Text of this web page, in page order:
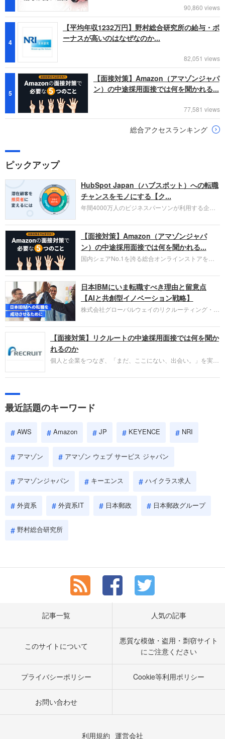
90,860 views
4
【平均年収1232万円】野村総合研究所の給与・ボ
ーナスが高いのはなぜなのか...
82,051 views
5
【面接対策】Amazon（アマゾンジャパ
ン）の中途採用面接では何を聞かれる...
77,581 views
総合アクセスランキング
ピックアップ
HubSpot Japan（ハブスポット）への転職
チャンスをモノにする【ク...
年間4000万人のビジネスパーソンが利用する企業
お勧めするイチオシ企業をご紹介します。今回はク
ラウド型CRMプラットフォームを提供する
HubSpot Japan（ハブスポット・ジャパン）株式会
社です。採用面接対策の企業研究にご活用くださ
い。
【面接対策】Amazon（アマゾンジャパ
ン）の中途採用面接では何を聞かれる...
国内シェアNo.1を誇る総合オンラインストアを運
圧倒的な存在感を持つAmazon。中途採用面接では
過去の具体的な業務成果やリーダーシップの発揮、
失敗からの学びが重視され、人間性やカルチャーフ
ィットも評価対象となり、長期的に成長できる仲間
であるかを多角的に審査されます。
日本IBMにいま転職すべき理由と留意点
【AIと共創型イノベーション戦略】
株式会社グローバルウェイのリクルーティング・パ
パーソンが利用する企業口コミサイト「キャリコ
ネ」の転職エージェントがお勧めするイチオシ企業
IBMです。採用面接対策の企業研究にご活用くださ
い。
【面接対策】リクルートの中途採用面接では何を聞か
れるのか
個人と企業をつなぎ、「まだ、ここにない、出会い。」を実現
やこれまでの成果を具体的に問われるほか、「人間性」も評価
しょう。
最近話題のキーワード
AWS Amazon JP KEYENCE NRI
アマゾン アマゾン ウェブ サービス ジャパン
アマゾンジャパン キーエンス ハイクラス求人
外資系 外資系IT 日本郵政 日本郵政グループ
野村総合研究所
記事一覧 人気の記事
このサイトについて
悪質な模倣・盗用・剽窃サイト
にご注意ください
プライバシーポリシー Cookie等利用ポリシー
お問い合わせ
利用規約 運営会社